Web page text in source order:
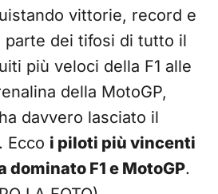
vittorie, record e
parte dei tifosi di tutto il
più veloci della F1 alle
della MotoGP,
davvero lasciato il
Ecco i piloti più vincenti
dominato F1 e MotoGP.